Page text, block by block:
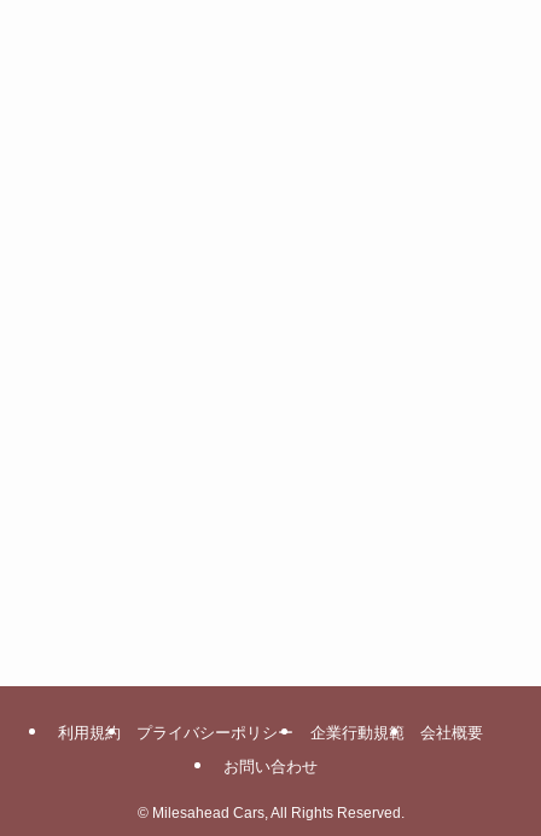
利用規約 プライバシーポリシー 企業行動規範
会社概要
お問い合わせ
©Milesahead Cars, All Rights Reserved.